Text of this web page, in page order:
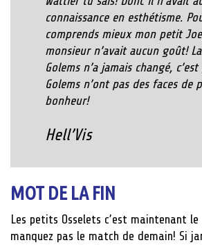
connaissance en esthétisme.
comprends mieux mon petit
monsieur n’avait aucun goût!
Golems n’a jamais changé,
Golems n’ont pas des faces de
bonheur!
Hell’Vis
MOT DE LA FIN
Les petits Osselets c’est maintenant
manquez pas le match de demain! Si